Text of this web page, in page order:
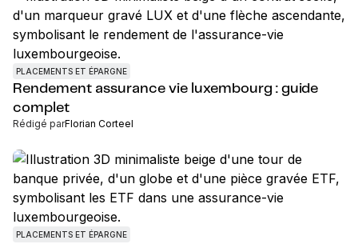
PLACEMENTS ET ÉPARGNE
Rendement assurance vie luxembourg : guide
complet
Rédigé parFlorian Corteel
PLACEMENTS ET ÉPARGNE